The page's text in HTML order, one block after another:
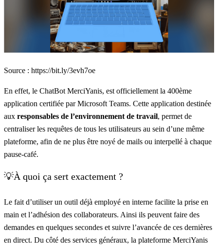
Source : https://bit.ly/3evh7oe
En effet, le ChatBot MerciYanis, est officiellement la 400ème
application certifiée par Microsoft Teams. Cette application destinée
aux responsables de l’environnement de travail, permet de
centraliser les requêtes de tous les utilisateurs au sein d’une même
plateforme, afin de ne plus être noyé de mails ou interpellé à chaque
pause-café.
💡À quoi ça sert exactement ?
Le fait d’utiliser un outil déjà employé en interne facilite la prise en
main et l’adhésion des collaborateurs. Ainsi ils peuvent faire des
demandes en quelques secondes et suivre l’avancée de ces dernières
en direct. Du côté des services généraux, la plateforme MerciYanis